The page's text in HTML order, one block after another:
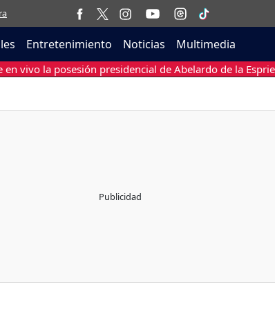
Entretenimiento Noticias Multimedia
en vivo la posesión presidencial de Abelardo de la